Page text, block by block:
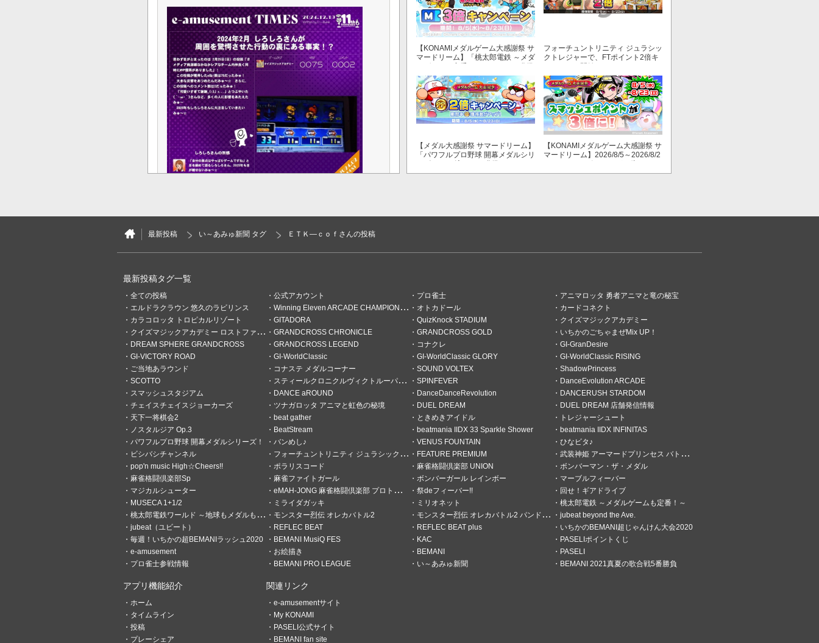
10月のピックアップは、ReGLOSSのグッズキャンペーンが
出てきました♪ このイベントに限らず、グッズなど特典を得
るには相当数のゲームプレーが必要となりますが、問題はそ
れをいかに活用するか。 実績を埋めたり自力を上げたり、新
たな領域に挑んだりするには絶好の機会ともいえますね♪ 弐
寺やボルテは、後からプレミアムコースに入ってCSVファイ
ルをダウンロードすれば手元に残せますし。 今回のイベント
では、2か月かけてグッズ2個とともに、大量の成果を持ち帰
ることができました♪ 期間中一番の収穫はドラム初EXCでし
たけど、この月を5回発行してもらでんさんしか出なかった
（笑）
【KONAMIメダルゲーム大感謝祭 サ
マードリーム】「桃太郎電鉄 ～メダ
ルゲームも定番！～」でマイル獲得
数が3倍！
フォーチュントリニティ ジュラシッ
クトレジャーで、FTポイント2倍キ
ャンペーン開始！
【メダル大感謝祭 サマードリーム】
「パワフルプロ野球 開幕メダルシリ
ーズ！ 二刀流！」で獲得できるPP
が2倍！
【KONAMIメダルゲーム大感謝祭 サ
マードリーム】2026/8/5～2026/8/2
3 スマッシュポイントが３倍に！
最新投稿 い～あみゅ新聞 タグ ＥＴＫ―ｃｏｆさんの投稿
最新投稿タグ一覧
全ての投稿 公式アカウント プロ雀士
アニマロッタ 勇者アニマと竜の秘宝
エルドラクラウン 悠久のラビリンス
Winning Eleven ARCADE CHAMPIONSHIP オトカドール
カードコネクト
カラコロッタ トロピカルリゾート
GITADORA QuizKnock STADIUM
クイズマジックアカデミー
クイズマジックアカデミー ロストファンタリウム
GRANDCROSS CHRONICLE GRANDCROSS GOLD
いちかのごちゃまぜMix UP！
DREAM SPHERE GRANDCROSS
GRANDCROSS LEGEND コナクレ
GI-GranDesire
GI-VICTORY ROAD
GI-WorldClassic GI-WorldClassic GLORY
GI-WorldClassic RISING
ご当地あラウンド
コナステ メダルコーナー SOUND VOLTEX
ShadowPrincess
SCOTTO
スティールクロニクルヴィクトルーパーズ SPINFEVER
DanceEvolution ARCADE
スマッシュスタジアム
DANCE aROUND DanceDanceRevolution
DANCERUSH STARDOM
チェイスチェイスジョーカーズ
ツナガロッタ アニマと虹色の秘境 DUEL DREAM
DUEL DREAM 店舗発信情報
天下一将棋会2
beat gather ときめきアイドル
トレジャーシュート
ノスタルジア Op.3
BeatStream beatmania IIDX 33 Sparkle Shower
beatmania IIDX INFINITAS
パワフルプロ野球 開幕メダルシリーズ！
バンめし♪ VENUS FOUNTAIN
ひなビタ♪
ビシバシチャンネル
フォーチュントリニティ ジュラシックトレジャー FEATURE PREMIUM
武装神姫 アーマードプリンセス バトルコンダクター
pop'n music High☆Cheers!!
ポラリスコード 麻雀格闘倶楽部 UNION
ボンバーマン・ザ・メダル
麻雀格闘倶楽部Sp
麻雀ファイトガール ボンバーガール レインボー
マーブルフィーバー
マジカルシューター
eMAH-JONG 麻雀格闘倶楽部 プロトーナメント 祭deフィーバー!!
回せ！ギアドライブ
MUSECA 1+1/2
ミライダガッキ ミリオネット
桃太郎電鉄 ～メダルゲームも定番！～
桃太郎電鉄ワールド ～地球もメダルもまわってる！～
モンスター烈伝 オレカバトル2 モンスター烈伝 オレカバトル2 パンドラのメダル
jubeat beyond the Ave.
jubeat（ユビート）
REFLEC BEAT REFLEC BEAT plus
いちかのBEMANI超じゃんけん大会2020
毎週！いちかの超BEMANIラッシュ2020
BEMANI MusiQ FES KAC
PASELIポイントくじ
e-amusement
お絵描き BEMANI
PASELI
プロ雀士参戦情報
BEMANI PRO LEAGUE い～あみゅ新聞 BEMANI 2021真夏の歌合戦5番勝負
アプリ機能紹介
ホーム
タイムライン
投稿
プレーシェア
関連リンク
e-amusementサイト
My KONAMI
PASELI公式サイト
BEMANI fan site